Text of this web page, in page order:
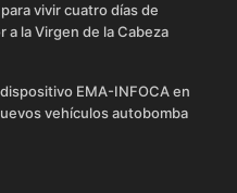
vivir cuatro días de
a la Virgen de la Cabeza
EMA-INFOCA en
vehículos autobomba